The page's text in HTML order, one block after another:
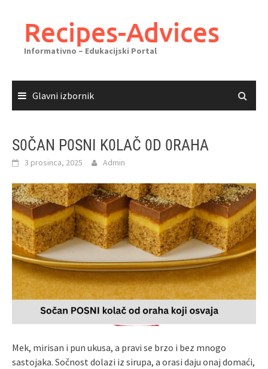
sadržajaRecipes-Advices
Informativno – Edukacijski Portal
Glavni izbornik
S0ČAN P0SNI K0LAČ 0D 0RAHA
3 prosinca, 2025 Admin
Mek, mirisan i pun ukusa, a pravi se brzo i bez mnogo
sastojaka. Sočnost dolazi iz sirupa, a orasi daju onaj domaći,